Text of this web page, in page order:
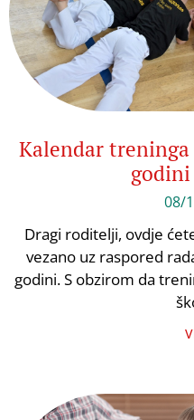
Kalendar
godini
08/
Dragi roditelji, ovdje
vezano uz raspored
godini. S obzirom da